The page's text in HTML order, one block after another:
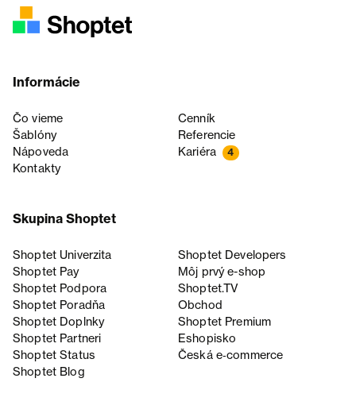
Informácie
Čo vieme
Cenník
Šablóny
Referencie
Nápoveda
Kariéra 4
Kontakty
Skupina Shoptet
Shoptet Univerzita
Shoptet Developers
Shoptet Pay
Môj prvý e-shop
Shoptet Podpora
Shoptet.TV
Shoptet Poradňa
Obchod
Shoptet Doplnky
Shoptet Premium
Shoptet Partneri
Eshopisko
Shoptet Status
Česká e‑commerce
Shoptet Blog